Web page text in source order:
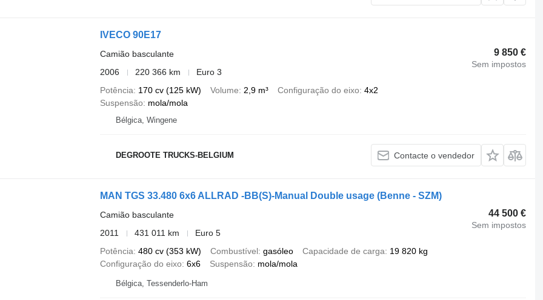
IVECO 90E17
9 850 €
Sem impostos
Camião basculante
2006
220 366 km
Euro 3
Potência
170 cv (125 kW) Volume 2,9 m³ Configuração do eixo 4x2
Suspensão
mola/mola
Bélgica, Wingene
DEGROOTE TRUCKS-BELGIUM Contacte o vendedor
MAN TGS 33.480 6x6 ALLRAD -BB(S)-Manual Double usage (Benne - SZM)
44 500 €
Sem impostos
Camião basculante
2011
431 011 km
Euro 5
Potência 480 cv (353 kW) Combustível gasóleo Capacidade de carga
19 820 kg
Configuração do eixo 6x6 Suspensão mola/mola
Bélgica, Tessenderlo-Ham